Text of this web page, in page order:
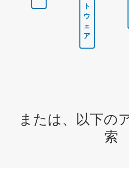
ト
ウ
ェ
ア
または、以下の
索